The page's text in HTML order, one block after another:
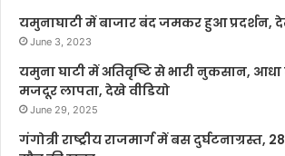
यमुनाघाटी में बाजार बंद जमकर हुआ प्रदर्शन,
June 3, 2023
यमुना घाटी में अतिवृष्टि से भारी नुकसान,
मजदूर लापता, देखे वीडियो
June 29, 2025
गंगोत्री राष्ट्रीय राजमार्ग में बस